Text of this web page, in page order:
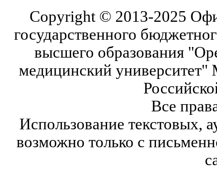
Copyright © 2013-2025
государственного
высшего образования
медицинский университет"
Все
Использование текстовых,
возможно только с